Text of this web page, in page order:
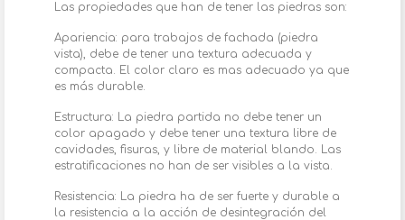
Las propiedades que han de tener las piedras son:
Apariencia: para trabajos de fachada (piedra
vista), debe de tener una textura adecuada y
compacta. El color claro es mas adecuado ya que
es más durable.
Estructura: La piedra partida no debe tener un
color apagado y debe tener una textura libre de
cavidades, fisuras, y libre de material blando. Las
estratificaciones no han de ser visibles a la vista.
Resistencia: La piedra ha de ser fuerte y durable a
la resistencia a la acción de desintegración del